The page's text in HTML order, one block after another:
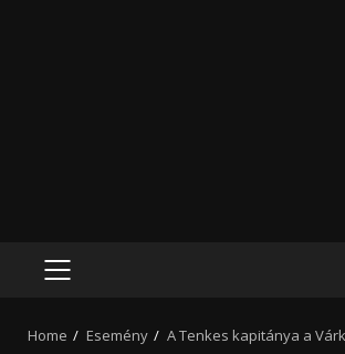
PRIMARY
Home Esemény A Tenkes kapitánya a